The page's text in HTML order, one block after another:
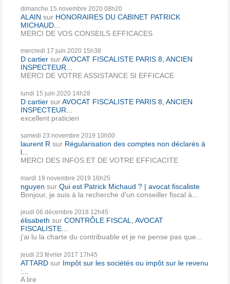
dimanche 15 novembre 2020 08h20
ALAIN sur HONORAIRES DU CABINET PATRICK
MICHAUD...
MERCI DE VOS CONSEILS EFFICACES
mercredi 17 juin 2020 15h38
D cartier surAVOCAT FISCALISTE PARIS 8, ANCIEN
INSPECTEUR...
MERCI DE VOTRE ASSISTANCE SI EFFICACE
lundi 15 juin 2020 14h28
D cartier surAVOCAT FISCALISTE PARIS 8, ANCIEN
INSPECTEUR...
excellent praticien
samedi 23 novembre 2019 10h00
laurent R sur Régularisation des comptes non déclarés à
l...
MERCI DES INFOS ET DE VOTRE EFFICACITE
mardi 19 novembre 2019 16h25
nguyen sur Qui est Patrick Michaud ? | avocat fiscaliste
Bonjour, je suis à la recherche d'un conseiller fiscal à...
jeudi 06 décembre 2018 12h45
élisabeth sur CONTRÔLE FISCAL, AVOCAT
FISCALISTE...
j'ai lu la charte du contribuable et je ne pense pas que...
jeudi 23 février 2017 17h45
ATTARD sur Impôt sur les sociétés ou impôt sur le revenu
:...
A lire